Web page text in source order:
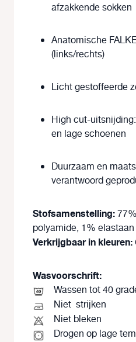
afzakkende sokken
Anatomische
(links/rechts)
Licht gestoffeerde
High cut-
en lage schoenen
Duurzaam en
verantwoord
Stofsamenstelling:
polyamide, 1% elastaan
Verkrijgbaar in kleuren:
Wasvoorschrift:
Wassen tot 40
Niet strijken
Niet bleken
Drogen op lage